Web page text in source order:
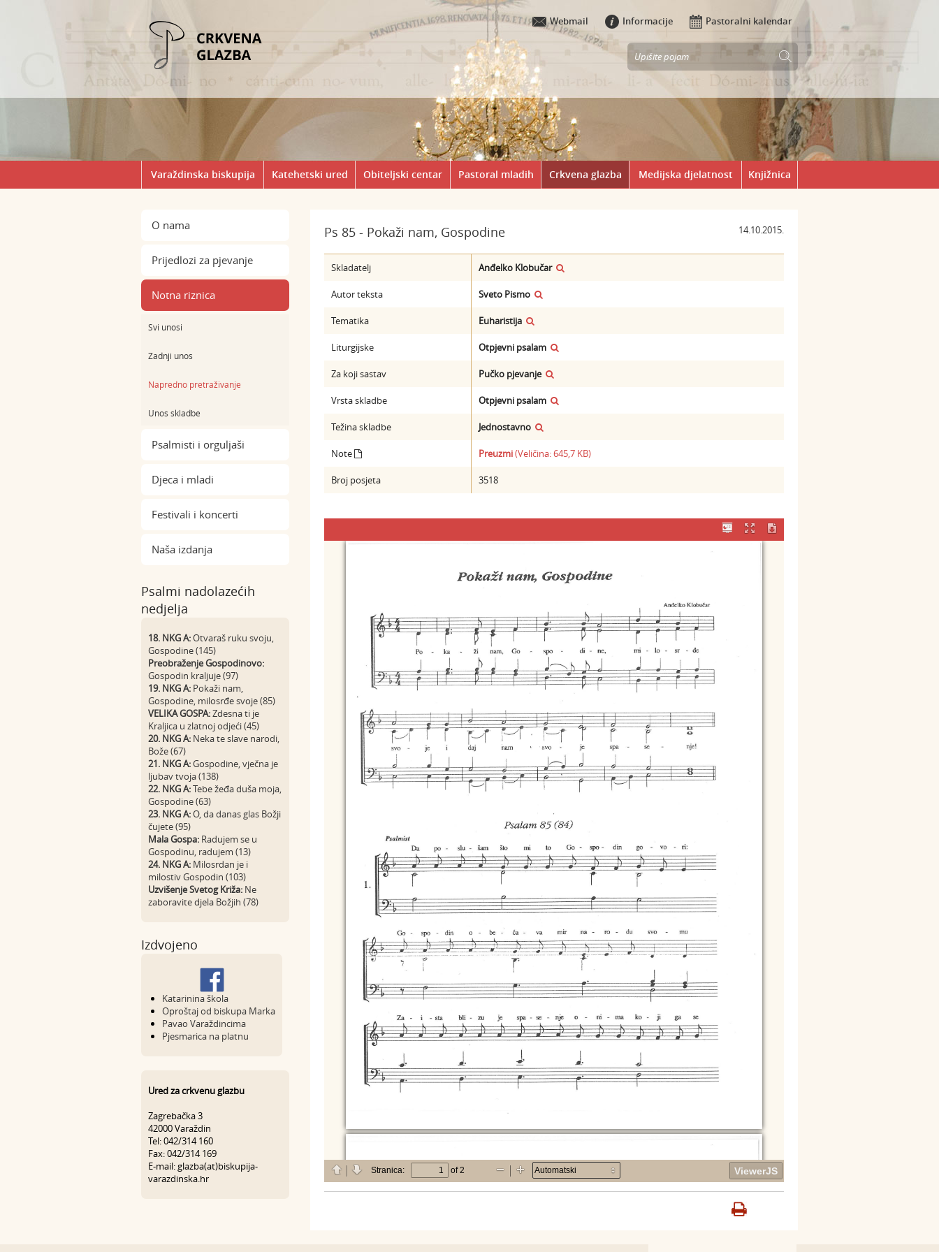
Webmail Informacije Pastoralni kalendar
Varaždinska biskupija Katehetski ured Obiteljski centar Pastoral mladih Crkvena glazba Medijska djelatnost Knjižnica
O nama
Prijedlozi za pjevanje
Notna riznica
Svi unosi
Zadnji unos
Napredno pretraživanje
Unos skladbe
Psalmisti i orguljaši
Djeca i mladi
Festivali i koncerti
Naša izdanja
Psalmi nadolazećih
nedjelja
18. NKG A:Otvaraš ruku svoju,
Gospodine (145)
Preobraženje Gospodinovo:
Gospodin kraljuje (97)
19. NKG A: Pokaži nam,
Gospodine, milosrđe svoje (85)
VELIKA GOSPA:Zdesna ti je
Kraljica u zlatnoj odjeći (45)
20. NKG A: Neka te slave narodi,
Bože (67)
21. NKG A:Gospodine, vječna je
ljubav tvoja (138)
22. NKG A:Tebe žeđa duša moja,
Gospodine (63)
23. NKG A:O, da danas glas Božji
čujete (95)
Mala Gospa: Radujem se u
Gospodinu, radujem (13)
24. NKG A: Milosrdan je i
milostiv Gospodin (103)
Uzvišenje Svetog Križa: Ne
zaboravite djela Božjih (78)
Izdvojeno
Katarinina škola
Oproštaj od biskupa Marka
Pavao Varaždincima
Pjesmarica na platnu
Ured za crkvenu glazbu
Zagrebačka 3
42000 Varaždin
Tel: 042/314 160
Fax: 042/314 169
E-mail: glazba(at)biskupija-
varazdinska.hr
Ps 85 - Pokaži nam, Gospodine 14.10.2015.
Skladatelj Anđelko Klobučar
Autor teksta Sveto Pismo
Tematika Euharistija
Liturgijske Otpjevni psalam
Za koji sastav Pučko pjevanje
Vrsta skladbe Otpjevni psalam
Težina skladbe Jednostavno
Note Preuzmi(Veličina: 645,7 KB)
Broj posjeta 3518